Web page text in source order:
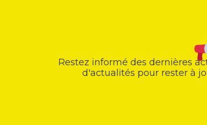
Restez informé des dernières
d'actualités pour rester à